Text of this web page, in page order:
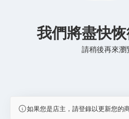
我們將盡快恢
請稍後再來瀏
如果您是店主，請登錄以更新您的商